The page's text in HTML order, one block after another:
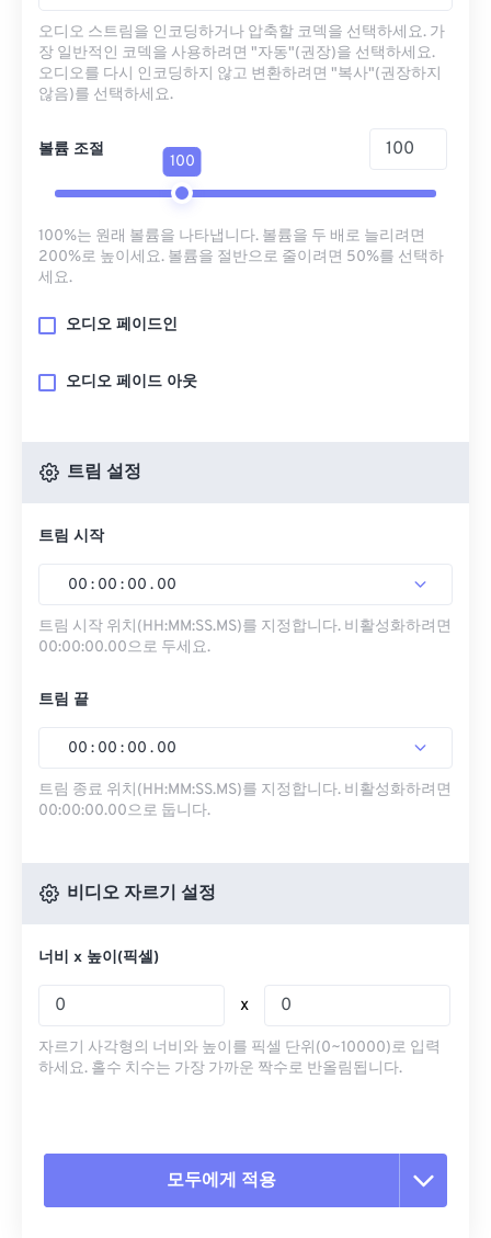
오디오 스트림을 인코딩하거나 압축할 코덱을 선택하세요. 가
장 일반적인 코덱을 사용하려면 "자동"(권장)을 선택하세요.
오디오를 다시 인코딩하지 않고 변환하려면 "복사"(권장하지
않음)를 선택하세요.
볼륨 조절
100
100%는 원래 볼륨을 나타냅니다. 볼륨을 두 배로 늘리려면
200%로 높이세요. 볼륨을 절반으로 줄이려면 50%를 선택하
세요.
오디오 페이드인
오디오 페이드 아웃
트림 설정
트림 시작
00 : 00 : 00 . 00
트림 시작 위치(HH:MM:SS.MS)를 지정합니다. 비활성화하려면
00:00:00.00으로 두세요.
트림 끝
00 : 00 : 00 . 00
트림 종료 위치(HH:MM:SS.MS)를 지정합니다. 비활성화하려면
00:00:00.00으로 둡니다.
비디오 자르기 설정
너비 x 높이(픽셀)
x
자르기 사각형의 너비와 높이를 픽셀 단위(0~10000)로 입력
하세요. 홀수 치수는 가장 가까운 짝수로 반올림됩니다.
모두에게 적용